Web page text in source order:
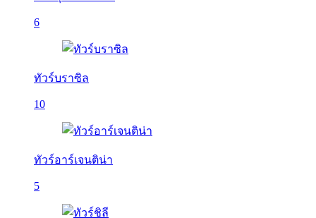
6
ทัวร์บราซิล
10
ทัวร์อาร์เจนติน่า
5